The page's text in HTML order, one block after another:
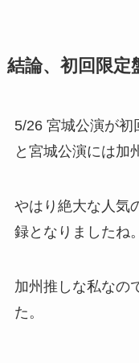
結論、初回限定
5/26 宮城公演が初
と宮城公演には加
やはり絶大な人気
録となりましたね。
加州推しな私なの
た。